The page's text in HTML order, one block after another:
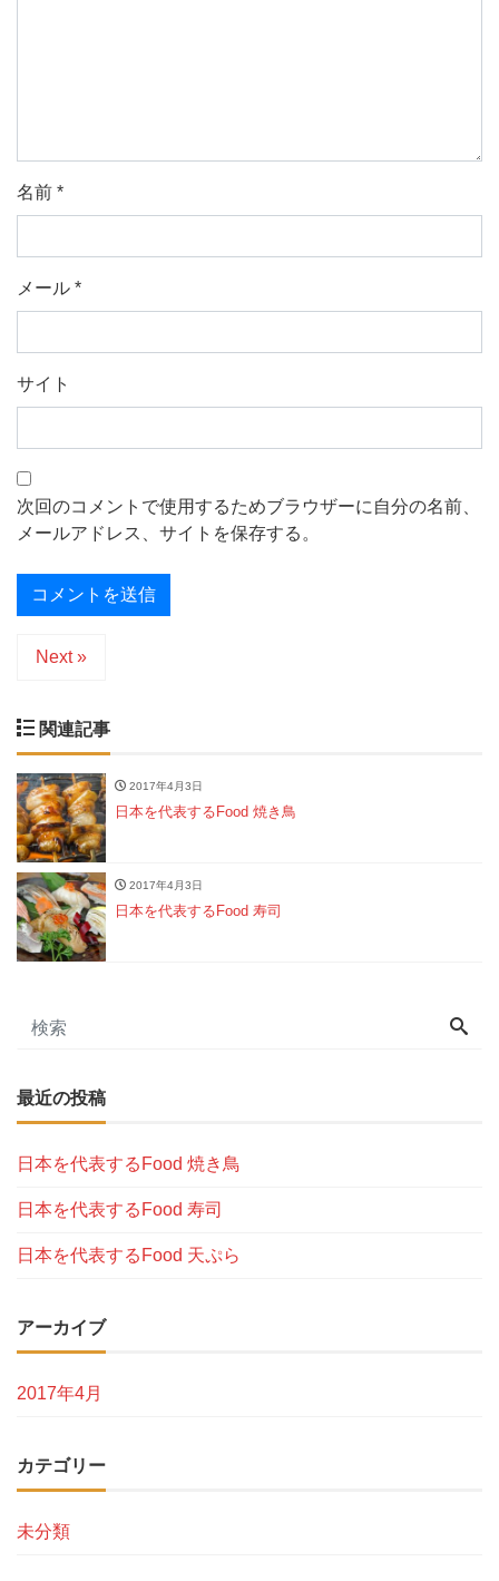
名前 *
メール *
サイト
次回のコメントで使用するためブラウザーに自分の名前、
メールアドレス、サイトを保存する。
Next »
関連記事
2017年4月3日
日本を代表するFood 焼き鳥
2017年4月3日
日本を代表するFood 寿司
最近の投稿
日本を代表するFood 焼き鳥
日本を代表するFood 寿司
日本を代表するFood 天ぷら
アーカイブ
2017年4月
カテゴリー
未分類